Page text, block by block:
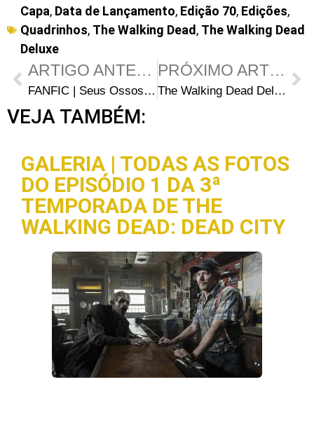
Capa, Data de Lançamento, Edição 70, Edições,
Quadrinhos, The Walking Dead , The Walking Dead
Deluxe
ARTIGO ANTERIOR
FANFIC | Seus Ossos e Cicatrizes – Capítulo 4: Uma Nova Chance
PRÓXIMO ARTIGO
The Walking Dead Deluxe 71: Capas e data de lançamento
VEJA TAMBÉM:
GALERIA | TODAS AS FOTOS
DO EPISÓDIO 1 DA 3ª
TEMPORADA DE THE
WALKING DEAD: DEAD CITY